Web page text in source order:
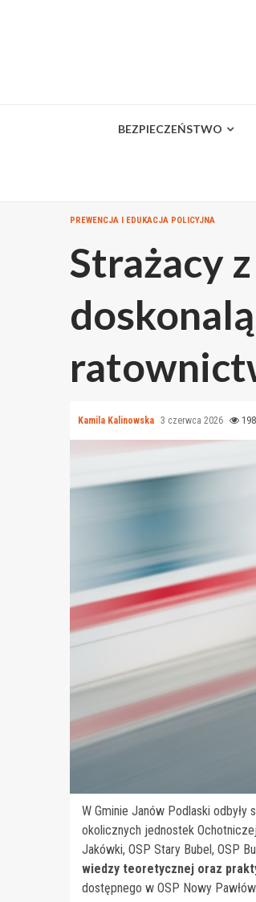
BEZPIECZEŃSTWO
PREWENCJA I EDUKACJA POLICYJNA
Strażacy
Kamila Kalinowska 3 czerwca 2026 198
W Gminie Janów Podlaski
okolicznych jednostek
Jakówki, OSP Stary Bubel, OSP
wiedzy teoretycznej oraz
dostępnego w OSP Nowy Pawłów.